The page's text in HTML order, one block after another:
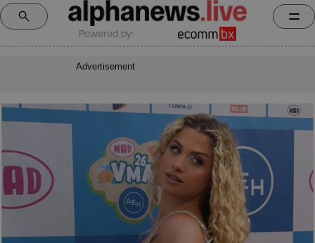
Powered by:
Advertisement